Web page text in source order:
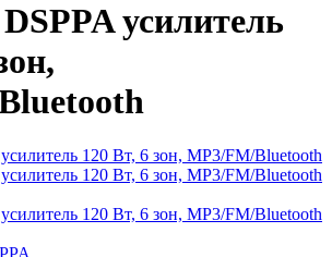
усилитель